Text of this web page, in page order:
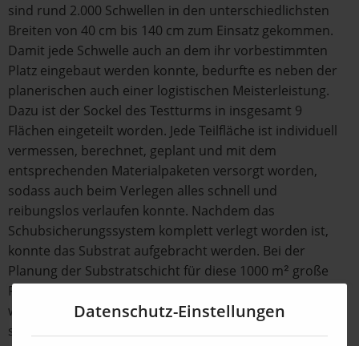
sind rund 2.000 Schwellen in den unterschiedlichsten
Breiten von 40 cm bis 140 cm zum Einsatz gekommen.
Damit jede Schwelle auch an dem ihr vorbestimmten
Platz eingebaut werden konnte, bedurfte es neben der
planerischen auch einer logistischen Meisterleistung.
Dazu ist der Sockel des Testturms in insgesamt 9
Flächen eingeteilt worden. Jede Teilfläche ist individuell
vermessen, berechnet, geplant und mit dem
entsprechenden Materialpaketen versorgt worden,
sodass auch beim Verlegen alles schnell und
reibungslos verlaufen konnte. Nachdem das
Schubsicherungssystem komplett verlegt worden ist,
konnte das Substrat aufgebracht werden. Bei der
Planung der Substratschicht für diese 1000 m² große
Fläche mussten Auflast und Zugkräfte genau berechnet
werden. Mit einer Höhe von 20 cm wurde aufgrund
seiner guten wasserspeichernden und nährstoffreichen
Datenschutz-Einstellungen